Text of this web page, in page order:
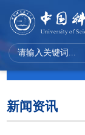
新闻资讯
新闻资讯